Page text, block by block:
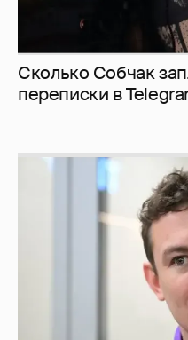
Сколько Собчак
перeписки в